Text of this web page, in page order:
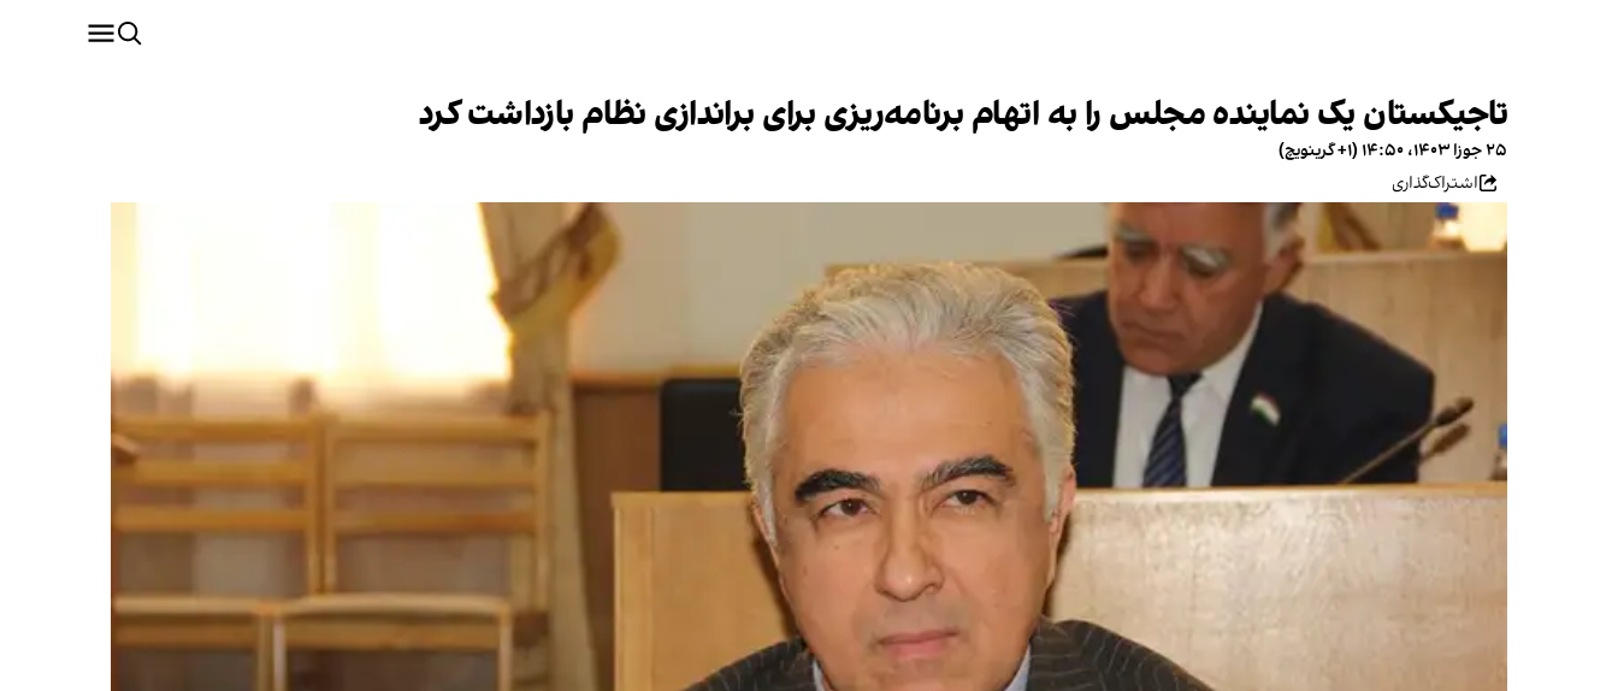
تاجیکستان یک نماینده مجلس را به اتهام برنامه‌ریزی برای براندازی نظام بازداشت کرد
۲۵ جوزا ۱۴۰۳، ۱۴:۵۰ (‎+۱ گرینویچ)
اشتراک‌گذاری